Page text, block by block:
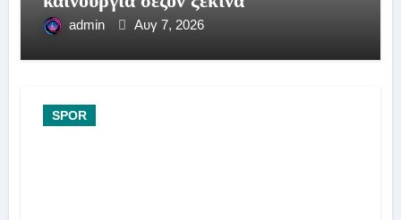
admin Αυγ 7, 2026
SPOR